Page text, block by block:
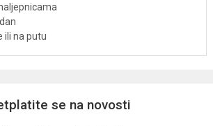
ili na putu
se na novosti